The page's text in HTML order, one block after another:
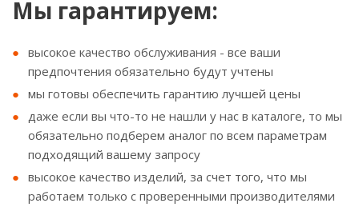
Мы гарантируем:
высокое качество обслуживания - все ваши
предпочтения обязательно будут учтены
мы готовы обеспечить гарантию лучшей цены
даже если вы что-то не нашли у нас в каталоге, то мы
обязательно подберем аналог по всем параметрам
подходящий вашему запросу
высокое качество изделий, за счет того, что мы
работаем только с проверенными производителями